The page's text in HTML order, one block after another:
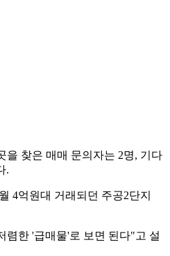
찾은 매매 문의자는 2명, 기다
.
4억원대 거래되던 주공2단지
렴한 '급매물'로 보면 된다"고 설